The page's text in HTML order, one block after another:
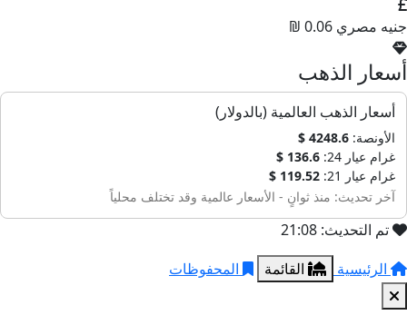
جنيه مصري 0.06 ₪
أسعار الذهب
أسعار الذهب العالمية (بالدولار)
الأونصة: 4248.6 $
غرام عيار 24:
136.6 $
غرام عيار 21:
119.52 $
آخر تحديث: منذ ثوانٍ - الأسعار عالمية وقد تختلف محلياً
تم التحديث: 21:08
الرئيسية
القائمة المحفوظات